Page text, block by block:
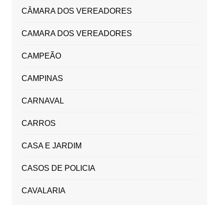
CÂMARA DOS VEREADORES
CAMARA DOS VEREADORES
CAMPEÃO
CAMPINAS
CARNAVAL
CARROS
CASA E JARDIM
CASOS DE POLICIA
CAVALARIA